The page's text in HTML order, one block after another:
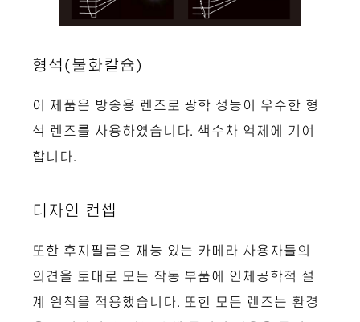
형석(불화칼슘)
이 제품은 방송용 렌즈로 광학 성능이 우수한 형
석 렌즈를 사용하였습니다. 색수차 억제에 기여
합니다.
디자인 컨셉
또한 후지필름은 재능 있는 카메라 사용자들의
의견을 토대로 모든 작동 부품에 인체공학적 설
계 원칙을 적용했습니다. 또한 모든 렌즈는 환경